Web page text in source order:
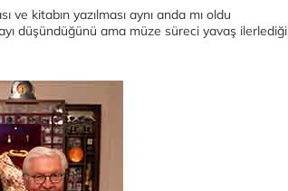
ve kitabın yazılması aynı anda mı oldu
düşündüğünü ama müze süreci yavaş ilerlediği